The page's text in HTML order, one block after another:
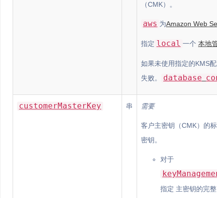
（CMK）。
aws 为Amazon Web
指定 local 一个 本地
如果未使用指定的KMS
失败。
database
customerMasterKey 串 需要
客户主密钥（CMK）的
密钥。
对于
指定 主密钥的完